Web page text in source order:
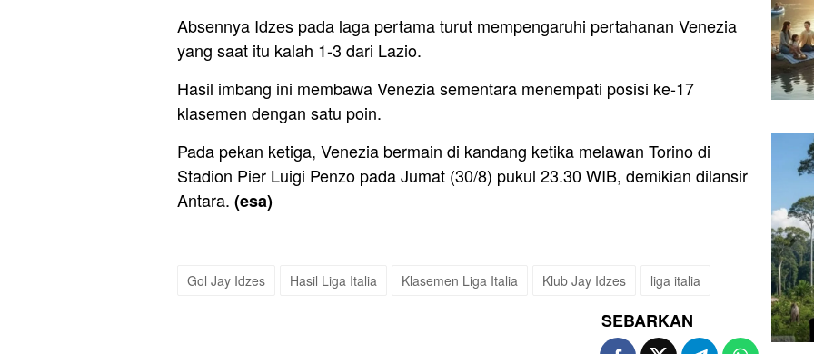
Absennya Idzes pada laga pertama turut mempengaruhi pertahanan Venezia
yang saat itu kalah 1-3 dari Lazio.
Hasil imbang ini membawa Venezia sementara menempati posisi ke-17
klasemen dengan satu poin.
Pada pekan ketiga, Venezia bermain di kandang ketika melawan Torino di
Stadion Pier Luigi Penzo pada Jumat (30/8) pukul 23.30 WIB, demikian dilansir
Antara. (esa)
Gol Jay Idzes Hasil Liga Italia Klasemen Liga Italia Klub Jay Idzes liga italia
SEBARKAN